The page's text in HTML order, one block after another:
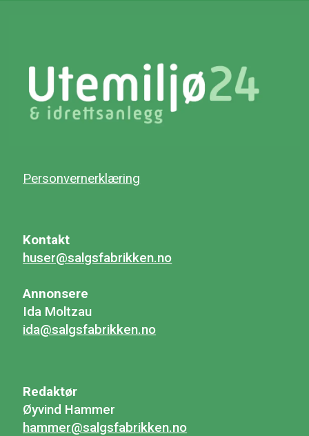
Personvernerklæring
Kontakt
huser@salgsfabrikken.no
Annonsere
Ida Moltzau
ida@salgsfabrikken.no
Redaktør
Øyvind Hammer
hammer@salgsfabrikken.no